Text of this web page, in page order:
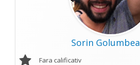
Sorin
Fara calificativ